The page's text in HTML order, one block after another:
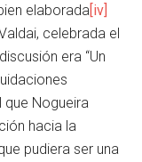
elaborada[iv]
celebrada el
era “Un
que Nogueira
hacia la
pudiera ser una